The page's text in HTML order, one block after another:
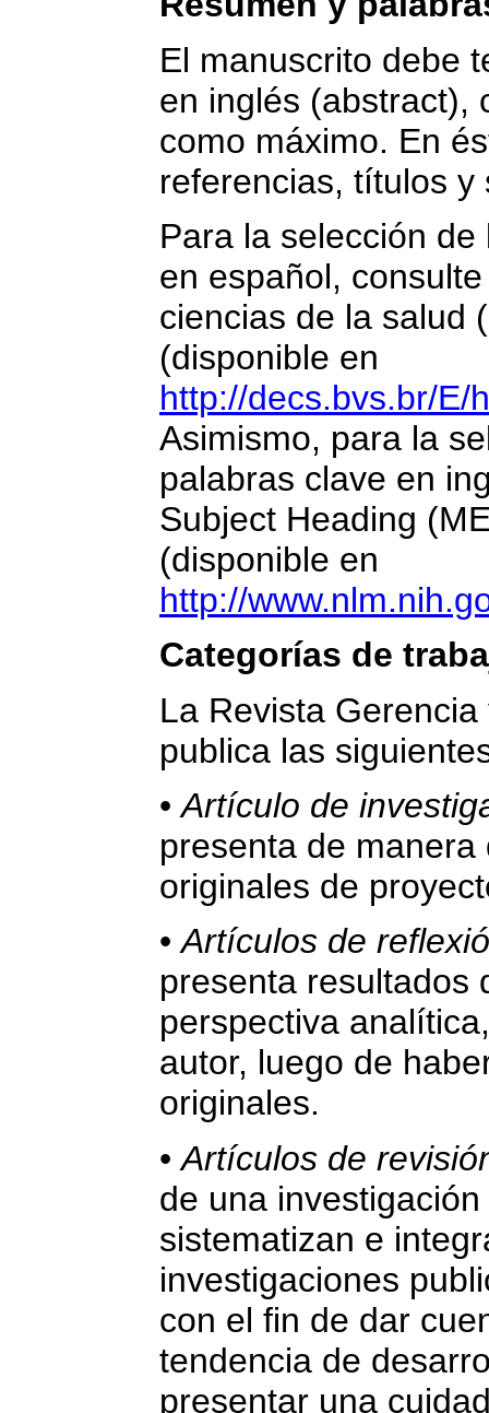
El manuscrito debe
en inglés (abstract),
como máximo. En
referencias, títulos y
Para la selección
en español,
ciencias de la salud
(disponible en
http://decs.bvs.br/E/
Asimismo, para la
palabras clave en
Subject Heading
(disponible en
http://
Categorías de
La Revista
publica las
•Artículo de
presenta de
originales de
•Artículos de
presenta resultados
perspectiva
autor, luego de
originales.
•Artículos de
de una
sistematizan e
investigaciones
con el fin de dar
tendencia de
presentar una